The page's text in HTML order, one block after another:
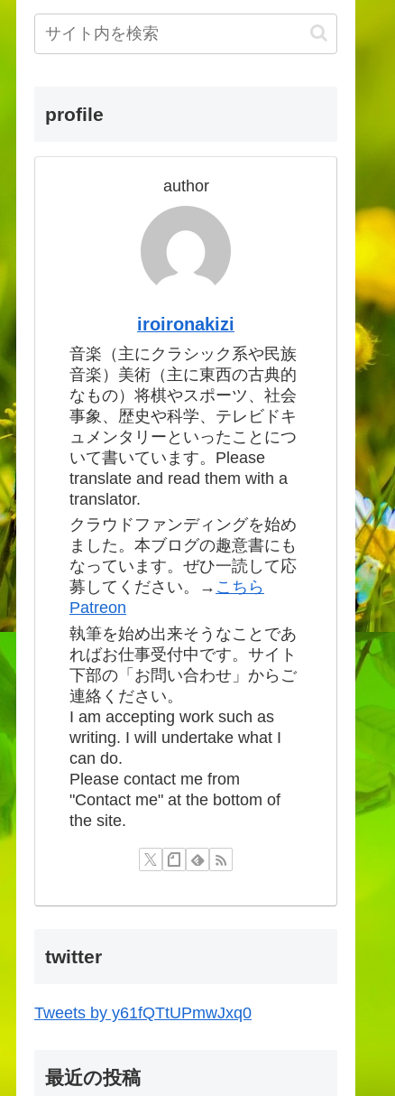
profile
author
iroironakizi
音楽（主にクラシック系や民族
音楽）美術（主に東西の古典的
なもの）将棋やスポーツ、社会
事象、歴史や科学、テレビドキ
ュメンタリーといったことにつ
いて書いています。Please
translate and read them with a
translator.
クラウドファンディングを始め
ました。本ブログの趣意書にも
なっています。ぜひ一読して応
募してください。→ こちら
Patreon
執筆を始め出来そうなことであ
ればお仕事受付中です。サイト
下部の「お問い合わせ」からご
連絡ください。
I am accepting work such as
writing. I will undertake what I
can do.
Please contact me from
"Contact me" at the bottom of
the site.
twitter
Tweets by y61fQTtUPmwJxq0
最近の投稿